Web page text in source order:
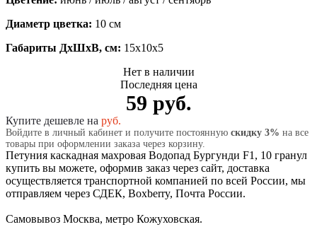
Диаметр цветка: 10 см
Габариты ДхШхВ, см: 15x10x5
Нет в наличии
Последняя цена
59 руб.
Купите дешевле на руб.
Войдите в личный кабинет и получите постоянную скидку 3% на все
товары при оформлении заказа через корзину.
Петуния каскадная махровая Водопад Бургунди F1, 10 гранул
купить вы можете, оформив заказ через сайт, доставка
осуществляется транспортной компанией по всей России, мы
отправляем через СДЕК, Boxberry, Почта России.
Самовывоз Москва, метро Кожуховская.